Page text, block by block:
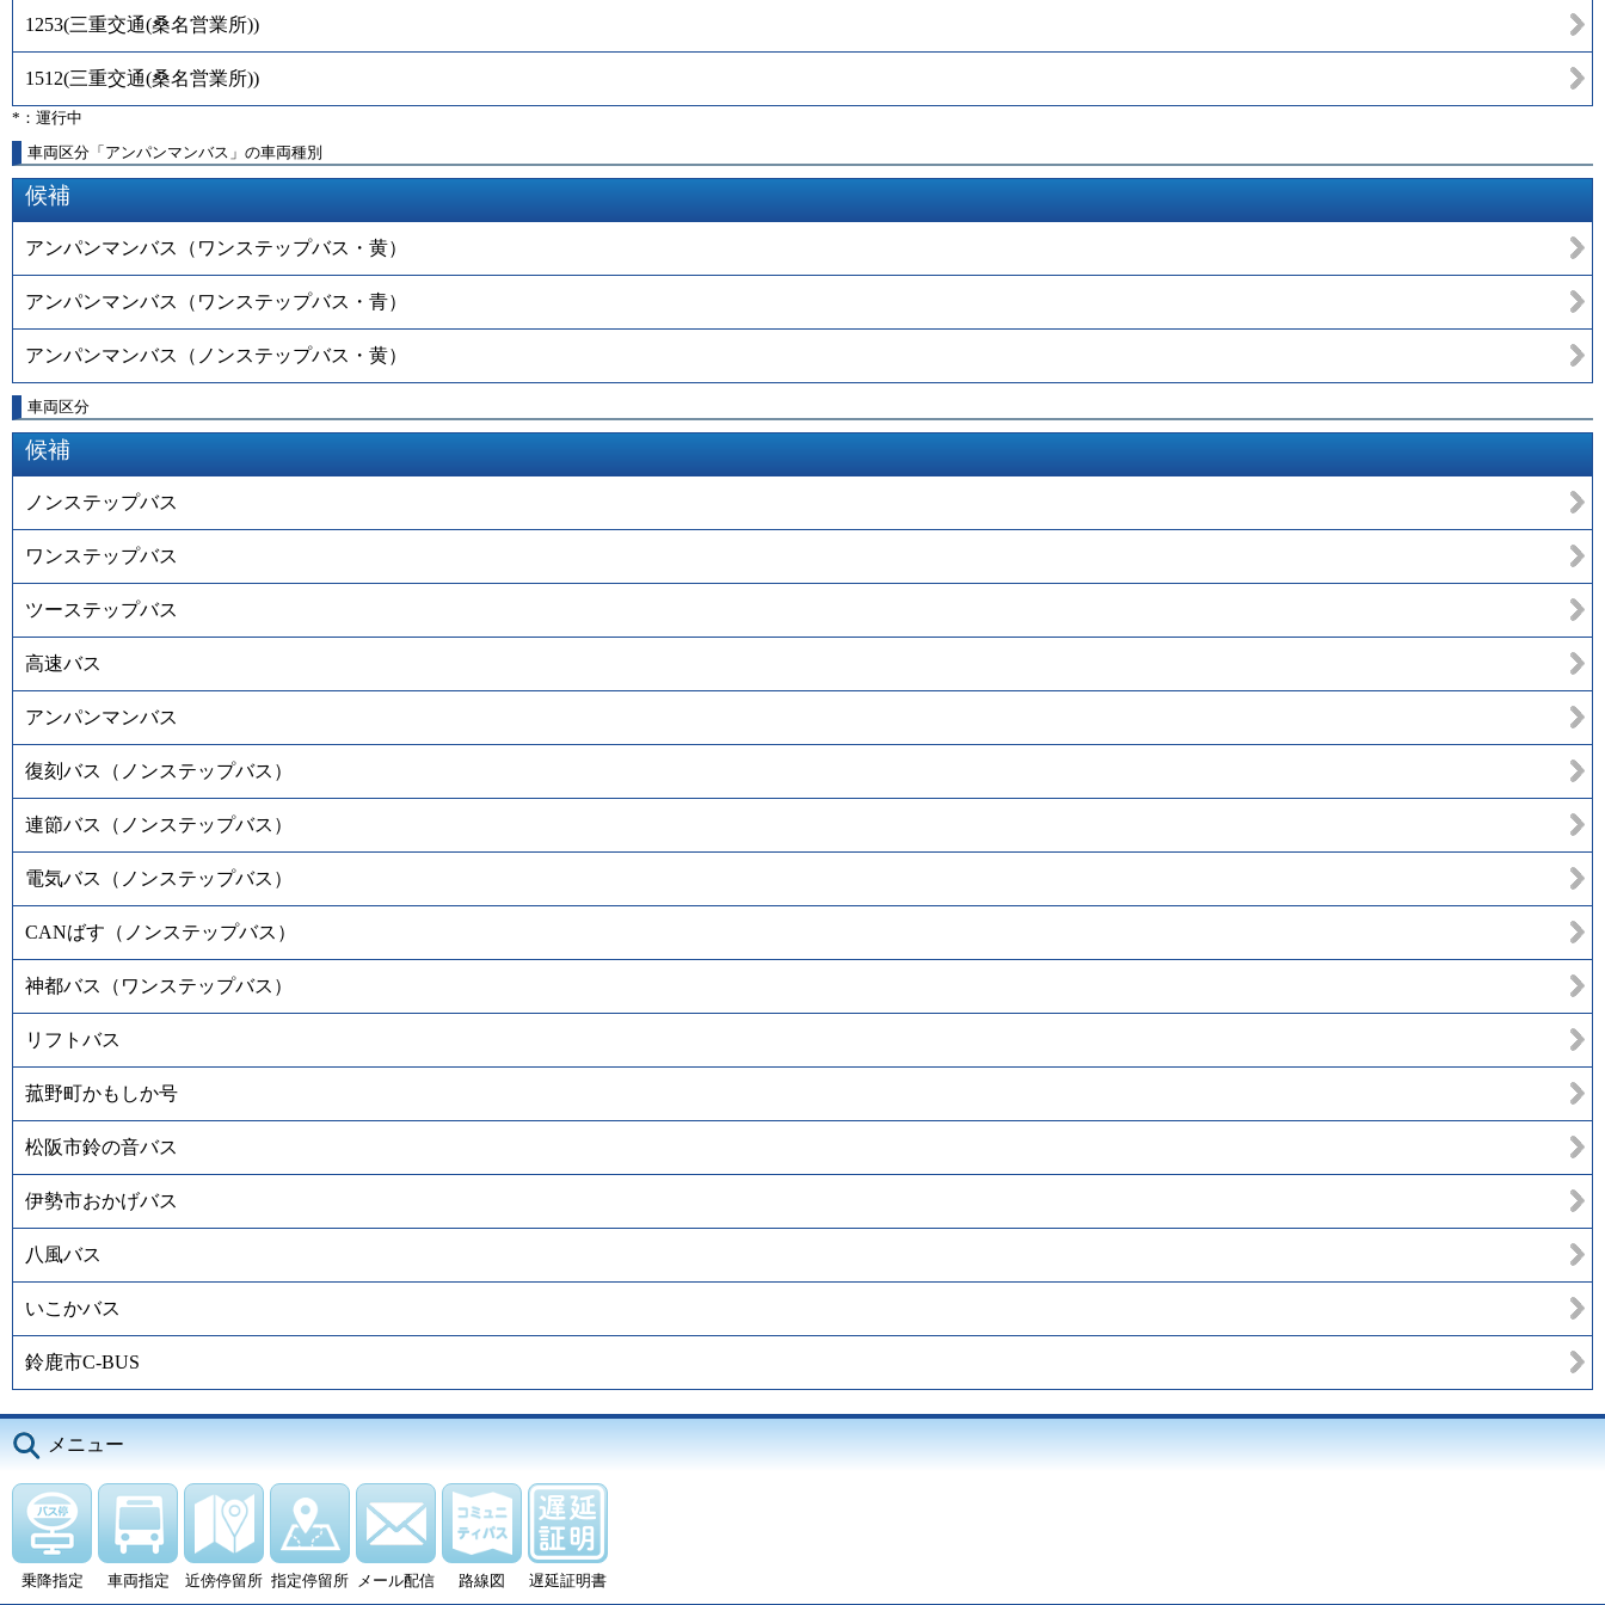
1253(三重交通(桑名営業所))
1512(三重交通(桑名営業所))
*：運行中
車両区分「アンパンマンバス」の車両種別
候補
アンパンマンバス（ワンステップバス・黄）
アンパンマンバス（ワンステップバス・青）
アンパンマンバス（ノンステップバス・黄）
車両区分
候補
ノンステップバス
ワンステップバス
ツーステップバス
高速バス
アンパンマンバス
復刻バス（ノンステップバス）
連節バス（ノンステップバス）
電気バス（ノンステップバス）
CANばす（ノンステップバス）
神都バス（ワンステップバス）
リフトバス
菰野町かもしか号
松阪市鈴の音バス
伊勢市おかげバス
八風バス
いこかバス
鈴鹿市C-BUS
メニュー
乗降指定 車両指定 近傍停留所 指定停留所 メール配信 路線図 遅延証明書